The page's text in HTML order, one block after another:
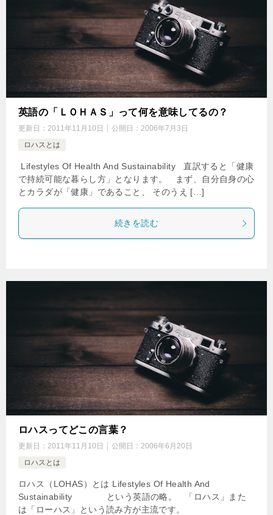
英語の「ＬＯＨＡＳ」って何を意味してるの？
更新日： 2011年11月10日 公開日： 2006年7月3日
ロハスとは
Lifestyles Of Health And Sustainability 直訳すると「健康
で持続可能な暮らし方」となります。 まず、自分自身の心
とカラダが「健康」であること、 そのうえ […]
続きを読む
ロハスってどこの言葉？
更新日： 2011年11月10日 公開日： 2006年6月20日
ロハスとは
ロハス（LOHAS）とは Lifestyles Of Health And
Sustainability という英語の略。 「ロハス」また
は「ローハス」という読み方が主流です。